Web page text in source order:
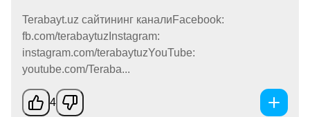
Terabayt.uz сайтининг каналиFacebook:
fb.com/terabaytuzInstagram:
instagram.com/terabaytuzYouTube:
youtube.com/Teraba...
4